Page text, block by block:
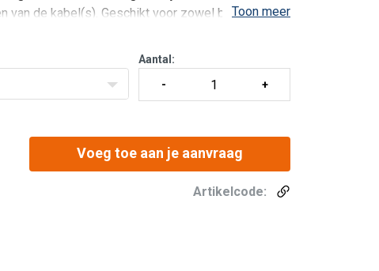
van de kabel(s). Geschikt voor zowel binnen- als
Toon meer
Aantal:
Voeg toe aan je aanvraag
Artikelcode: